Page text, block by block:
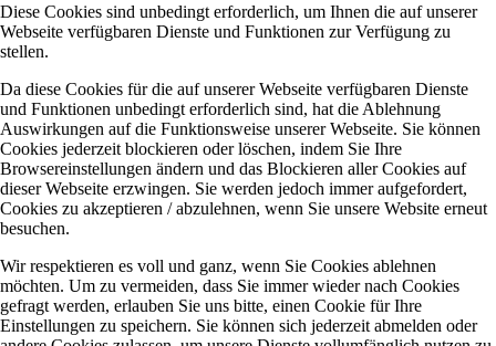
Diese Cookies sind unbedingt erforderlich, um Ihnen die auf unserer
Webseite verfügbaren Dienste und Funktionen zur Verfügung zu
stellen.
Da diese Cookies für die auf unserer Webseite verfügbaren Dienste
und Funktionen unbedingt erforderlich sind, hat die Ablehnung
Auswirkungen auf die Funktionsweise unserer Webseite. Sie können
Cookies jederzeit blockieren oder löschen, indem Sie Ihre
Browsereinstellungen ändern und das Blockieren aller Cookies auf
dieser Webseite erzwingen. Sie werden jedoch immer aufgefordert,
Cookies zu akzeptieren / abzulehnen, wenn Sie unsere Website erneut
besuchen.
Wir respektieren es voll und ganz, wenn Sie Cookies ablehnen
möchten. Um zu vermeiden, dass Sie immer wieder nach Cookies
gefragt werden, erlauben Sie uns bitte, einen Cookie für Ihre
Einstellungen zu speichern. Sie können sich jederzeit abmelden oder